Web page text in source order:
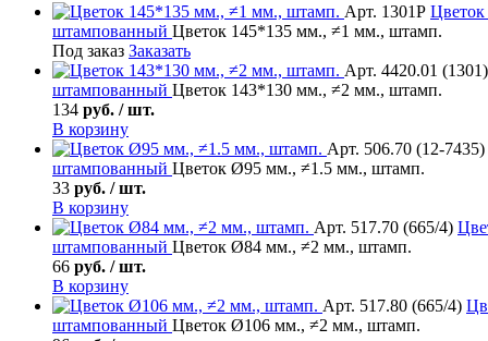
Арт. 1301Р Цветок
штампованный Цветок 145*135 мм., ≠1 мм., штамп.
Под заказ Заказать
Арт. 4420.01 (1301)
штампованный Цветок 143*130 мм., ≠2 мм., штамп.
134 руб. / шт.
В корзину
Арт. 506.70 (12-7435)
штампованный Цветок Ø95 мм., ≠1.5 мм., штамп.
33 руб. / шт.
В корзину
Арт. 517.70 (665/4)
штампованный Цветок Ø84 мм., ≠2 мм., штамп.
66 руб. / шт.
В корзину
Арт. 517.80 (665/4)
штампованный Цветок Ø106 мм., ≠2 мм., штамп.